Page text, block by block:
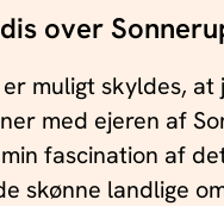
over
muligt skyldes, at
med ejeren af
min fascination af
skønne landlige